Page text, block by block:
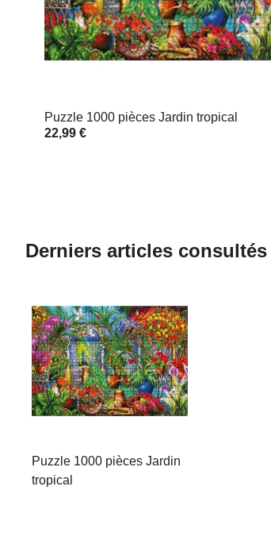
Puzzle 1000 pièces Jardin tropical
22,99 €
Derniers articles consultés
Puzzle 1000 pièces Jardin
tropical